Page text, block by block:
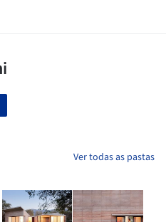
Ver todas as pastas